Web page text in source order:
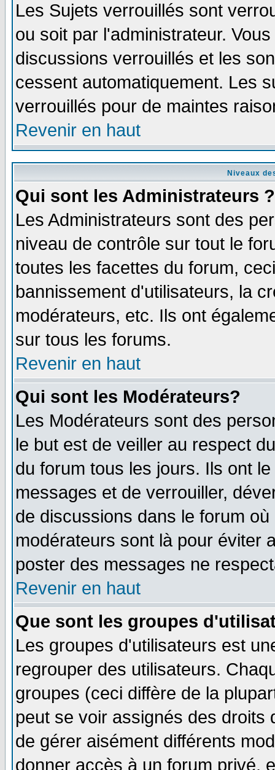
Les Sujets verrouillés sont
ou soit par l'administrateur.
discussions verrouillés et les
cessent automatiquement. Les
verrouillés pour de maintes
Revenir en haut
Niveaux
Qui sont les Administrateurs ?
Les Administrateurs sont des
niveau de contrôle sur tout le
toutes les facettes du forum,
bannissement d'utilisateurs, la
modérateurs, etc. Ils ont
sur tous les forums.
Revenir en haut
Qui sont les Modérateurs?
Les Modérateurs sont des
le but est de veiller au respect
du forum tous les jours. Ils ont
messages et de verrouiller,
de discussions dans le forum
modérateurs sont là pour éviter
poster des messages ne
Revenir en haut
Que sont les groupes
Les groupes d'utilisateurs est
regrouper des utilisateurs.
groupes (ceci diffère de la
peut se voir assignés des
de gérer aisément différents
donner accès à un forum privé,